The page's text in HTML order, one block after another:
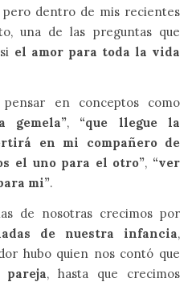
pero dentro de mis recientes
una de las preguntas que
el amor para toda la vida
en conceptos como
gemela”, “que llegue la
en mi compañero de
el uno para el otro”, “ver
mi”.
de nosotras crecimos por
de nuestra infancia,
hubo quien nos contó que
, hasta que crecimos